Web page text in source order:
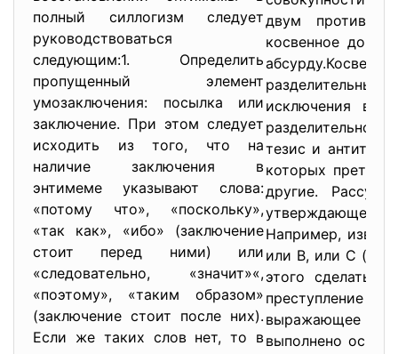
полный силлогизм следует
руководствоваться
следующим:1. Определить
пропущенный элемент
умозаключения: посылка или
заключение. При этом следует
исходить из того, что на
наличие заключения в
энтимеме указывают слова:
«потому что», «поскольку»,
«так как», «ибо» (заключение
стоит перед ними) или
«следовательно, «значит»«,
«поэтому», «таким образом»
(заключение стоит после них).
Если же таких слов нет, то в
двум
косвенное
разделительным,
исключения
тезис и
которых
другие.
утверждающего
Например,
или В, или С (и
этого сделать
преступление
выражающее
выполнено